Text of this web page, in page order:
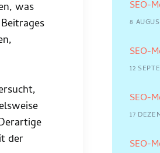
was
der
SEO-
8
SEO-
12
SEO-
17
SEO-